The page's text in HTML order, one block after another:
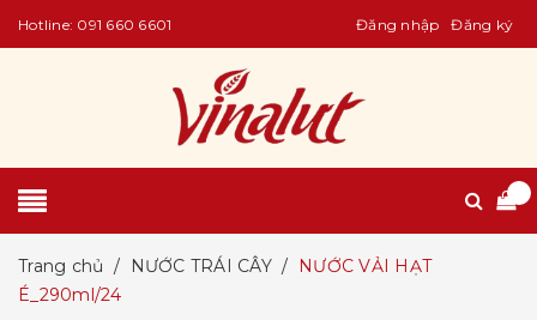
Hotline: 091 660 6601 Đăng nhập Đăng ký
Trang chủ / NƯỚC TRÁI CÂY /
NƯỚC VẢI HẠT
É_290ml/24